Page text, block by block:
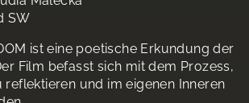
SW
ist eine poetische Erkundung der
Film befasst sich mit dem Prozess,
reflektieren und im eigenen Inneren